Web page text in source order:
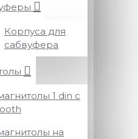
Корпуса для
сабвуфера
1 din с
на